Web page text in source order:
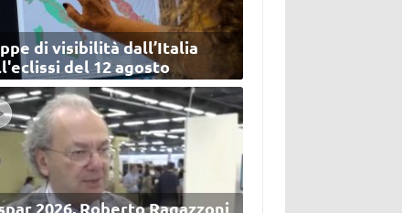
di visibilità dall’Italia
del 12 agosto
2026, Roberto Ragazzoni